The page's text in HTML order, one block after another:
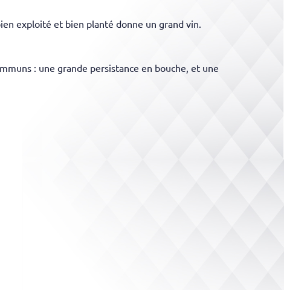
exploité et bien planté donne un grand vin.
: une grande persistance en bouche, et une